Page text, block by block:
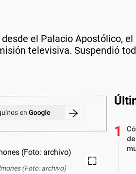
el Palacio Apostólico,
televisiva. Suspendió
(Foto: archivo)